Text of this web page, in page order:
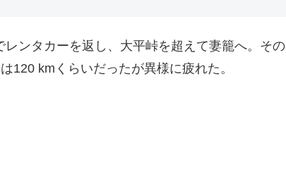
ンタカーを返し、大平峠を超えて妻籠へ。その
120 kmくらいだったが異様に疲れた。